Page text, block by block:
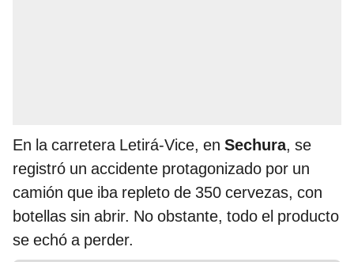
En la carretera Letirá-Vice, en Sechura, se
registró un accidente protagonizado por un
camión que iba repleto de 350 cervezas, con
botellas sin abrir. No obstante, todo el producto
se echó a perder.